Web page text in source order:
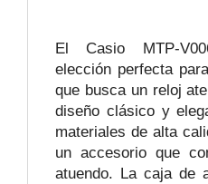
El Casio MTP-
elección perfecta
que busca un reloj
diseño clásico y
materiales de alta
un accesorio que
atuendo. La caja de